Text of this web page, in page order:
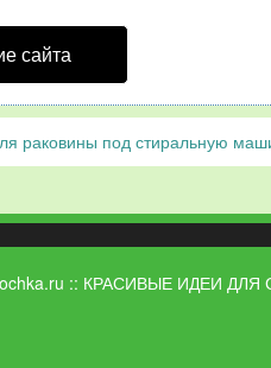
сайта
раковины под стиральную
:: КРАСИВЫЕ ИДЕИ ДЛЯ